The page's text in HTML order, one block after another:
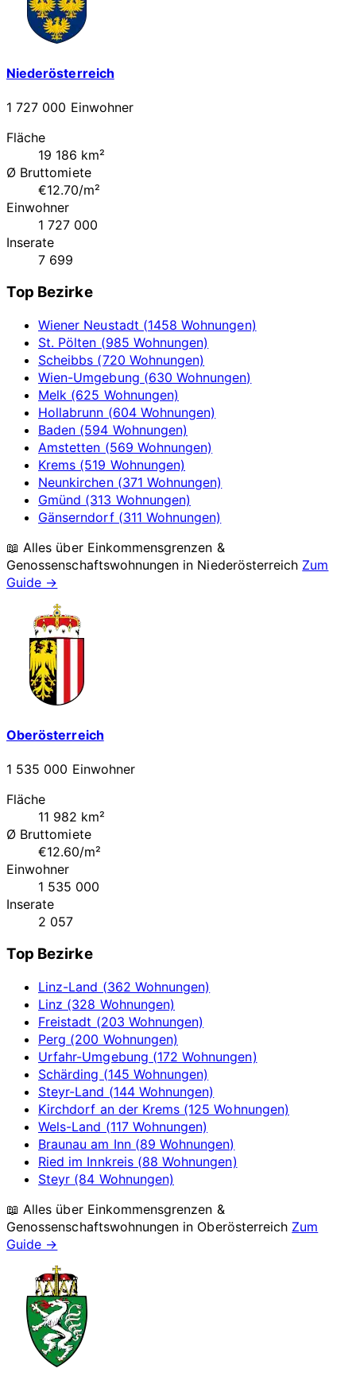
Niederösterreich
1 727 000 Einwohner
Fläche
19 186 km²
Ø Bruttomiete
€12.70/m²
Einwohner
1 727 000
Inserate
7 699
Top Bezirke
Wiener Neustadt (1458 Wohnungen)
St. Pölten (985 Wohnungen)
Scheibbs (720 Wohnungen)
Wien-Umgebung (630 Wohnungen)
Melk (625 Wohnungen)
Hollabrunn (604 Wohnungen)
Baden (594 Wohnungen)
Amstetten (569 Wohnungen)
Krems (519 Wohnungen)
Neunkirchen (371 Wohnungen)
Gmünd (313 Wohnungen)
Gänserndorf (311 Wohnungen)
📖 Alles über Einkommensgrenzen &
Genossenschaftswohnungen in Niederösterreich Zum
Guide →
Oberösterreich
1 535 000 Einwohner
Fläche
11 982 km²
Ø Bruttomiete
€12.60/m²
Einwohner
1 535 000
Inserate
2 057
Top Bezirke
Linz-Land (362 Wohnungen)
Linz (328 Wohnungen)
Freistadt (203 Wohnungen)
Perg (200 Wohnungen)
Urfahr-Umgebung (172 Wohnungen)
Schärding (145 Wohnungen)
Steyr-Land (144 Wohnungen)
Kirchdorf an der Krems (125 Wohnungen)
Wels-Land (117 Wohnungen)
Braunau am Inn (89 Wohnungen)
Ried im Innkreis (88 Wohnungen)
Steyr (84 Wohnungen)
📖 Alles über Einkommensgrenzen &
Genossenschaftswohnungen in Oberösterreich Zum
Guide →